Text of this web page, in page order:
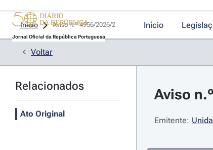
Jornal Oficial da República Portuguesa
Início
Início
Voltar
Relacionados
Ato Original
Aviso
Emitente: